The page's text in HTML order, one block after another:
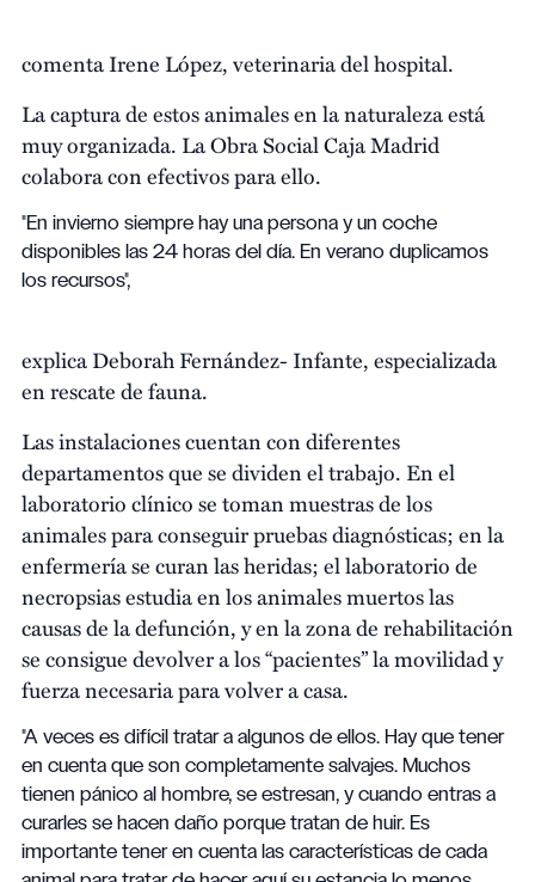
comenta Irene López, veterinaria del hospital.
La captura de estos animales en la naturaleza está
muy organizada. La Obra Social Caja Madrid
colabora con efectivos para ello.
"En invierno siempre hay una persona y un coche
disponibles las 24 horas del día. En verano duplicamos
los recursos",
explica Deborah Fernández- Infante, especializada
en rescate de fauna.
Las instalaciones cuentan con diferentes
departamentos que se dividen el trabajo. En el
laboratorio clínico se toman muestras de los
animales para conseguir pruebas diagnósticas; en la
enfermería se curan las heridas; el laboratorio de
necropsias estudia en los animales muertos las
causas de la defunción, y en la zona de rehabilitación
se consigue devolver a los “pacientes” la movilidad y
fuerza necesaria para volver a casa.
"A veces es difícil tratar a algunos de ellos. Hay que tener
en cuenta que son completamente salvajes. Muchos
tienen pánico al hombre, se estresan, y cuando entras a
curarles se hacen daño porque tratan de huir. Es
importante tener en cuenta las características de cada